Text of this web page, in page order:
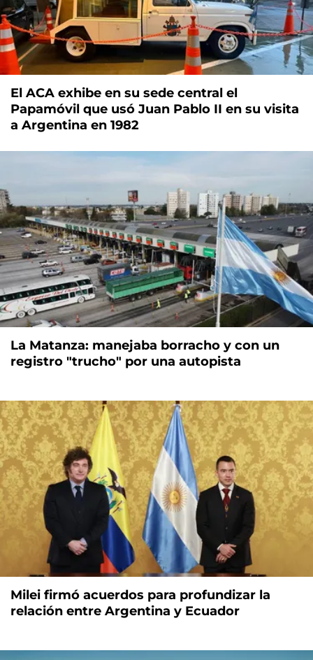
El ACA exhibe en su sede central el
Papamóvil que usó Juan Pablo II en su visita
a Argentina en 1982
La Matanza: manejaba borracho y con un
registro "trucho" por una autopista
Milei firmó acuerdos para profundizar la
relación entre Argentina y Ecuador